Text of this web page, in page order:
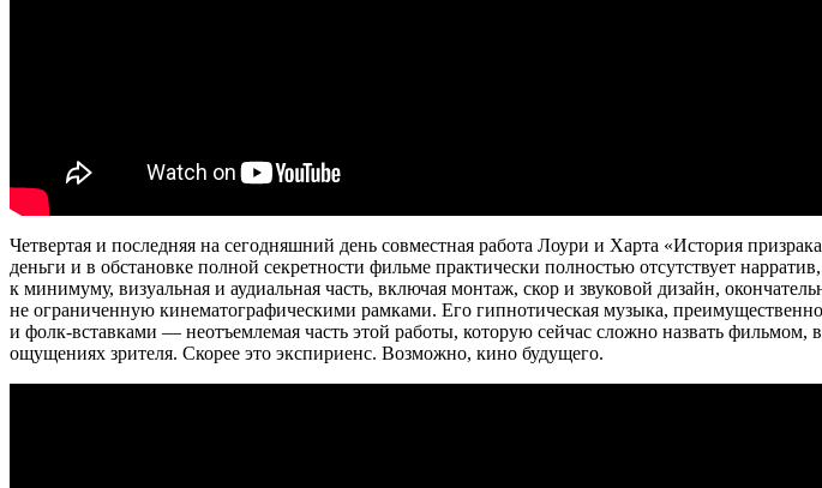
Четвертая и последняя на сегодняшний день совместная работа Лоури и Харта «История
деньги и в обстановке полной секретности фильме практически полностью отсутствует
к минимуму, визуальная и аудиальная часть, включая монтаж, скор и звуковой дизайн,
не ограниченную кинематографическими рамками. Его гипнотическая музыка,
и фолк-вставками — неотъемлемая часть этой работы, которую сейчас сложно назвать
ощущениях зрителя. Скорее это экспириенс. Возможно, кино будущего.